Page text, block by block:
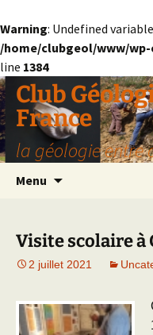
Warning: Undefined
/home/clubgeol/www/
line 1384
Aller
au
contenu
Club
France
la géologie entre
Menu
Visite scolaire à
2 juillet 2021